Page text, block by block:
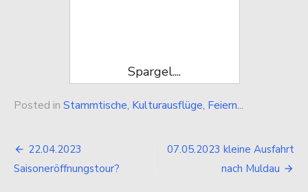
Spargel....
Posted in Stammtische, Kulturausflüge, Feiern...
Beitragsnavigation
22.04.2023
Saisoneröffnungstour?
07.05.2023 kleine Ausfahrt
nach Muldau